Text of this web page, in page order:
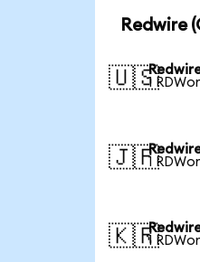
Redwire
🇺🇸
1
🇯🇵
1
🇰🇷
1